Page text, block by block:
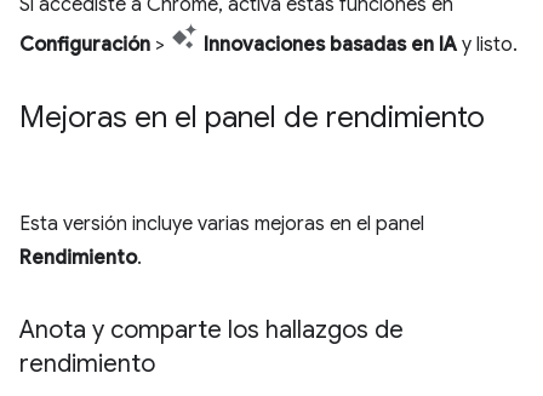
Configuración > Innovaciones basadas en IA y listo.
Mejoras en el panel de rendimiento
Esta versión incluye varias mejoras en el panel
Rendimiento.
Anota y comparte los hallazgos de
rendimiento